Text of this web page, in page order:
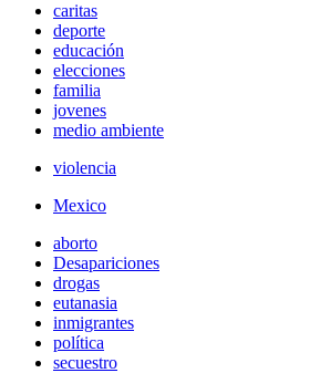
caritas
deporte
educación
elecciones
familia
jovenes
medio ambiente
violencia
Mexico
aborto
Desapariciones
drogas
eutanasia
inmigrantes
política
secuestro